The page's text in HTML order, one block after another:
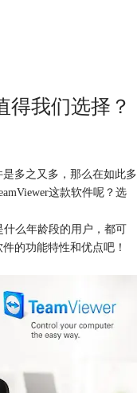
得我们选择？
多之又多，那么在如此多
这款软件呢？选
什么年龄段的用户，都可
的功能特性和优点吧！